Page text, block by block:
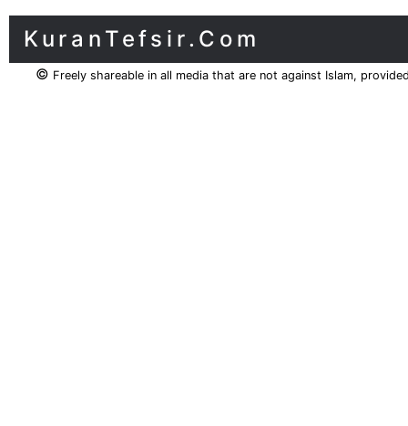
KuranTefsir.Com
© Freely shareable in all media that are not against Islam,